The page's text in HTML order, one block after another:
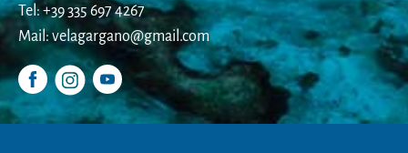
Tel: +39 335 697 4267
Mail: velagargano@gmail.com